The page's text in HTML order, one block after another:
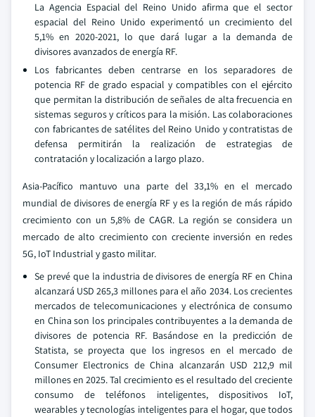
La Agencia Espacial del Reino Unido afirma que el sector
espacial del Reino Unido experimentó un crecimiento del
5,1% en 2020-2021, lo que dará lugar a la demanda de
divisores avanzados de energía RF.
Los fabricantes deben centrarse en los separadores de
potencia RF de grado espacial y compatibles con el ejército
que permitan la distribución de señales de alta frecuencia en
sistemas seguros y críticos para la misión. Las colaboraciones
con fabricantes de satélites del Reino Unido y contratistas de
defensa permitirán la realización de estrategias de
contratación y localización a largo plazo.
Asia-Pacífico mantuvo una parte del 33,1% en el mercado
mundial de divisores de energía RF y es la región de más rápido
crecimiento con un 5,8% de CAGR. La región se considera un
mercado de alto crecimiento con creciente inversión en redes
5G, IoT Industrial y gasto militar.
Se prevé que la industria de divisores de energía RF en China
alcanzará USD 265,3 millones para el año 2034. Los crecientes
mercados de telecomunicaciones y electrónica de consumo
en China son los principales contribuyentes a la demanda de
divisores de potencia RF. Basándose en la predicción de
Statista, se proyecta que los ingresos en el mercado de
Consumer Electronics de China alcanzarán USD 212,9 mil
millones en 2025. Tal crecimiento es el resultado del creciente
consumo de teléfonos inteligentes, dispositivos IoT,
wearables y tecnologías inteligentes para el hogar, que todos